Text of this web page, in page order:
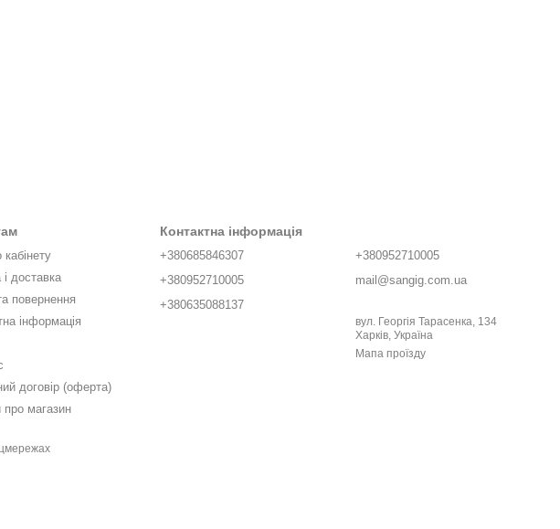
кабінету
доставка
повернення
інформація
договір (оферта)
про магазин
Контактна інформація
+380685846307
+380952710005
+380635088137
+380952710005
mail@sangig.com.ua
вул. Георгія Тарасенка, 134
Харків, Україна
Мапа проїзду